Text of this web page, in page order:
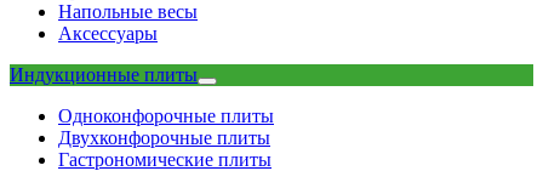
Напольные весы
Аксессуары
Индукционные плиты
Одноконфорочные плиты
Двухконфорочные плиты
Гастрономические плиты